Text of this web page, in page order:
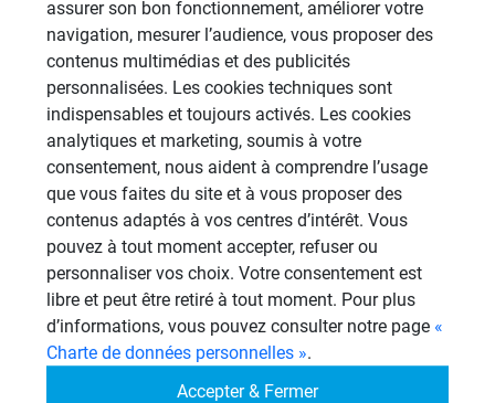
Cordialement,
Francis Dumas, Wedi France
DI
Didierj
25/10/2013 à 21h10
bonsoir Monsieur Dumas,
assurer son bon fonctionnement, améliorer votre
navigation, mesurer l’audience, vous proposer des
contenus multimédias et des publicités
personnalisées. Les cookies techniques sont
indispensables et toujours activés. Les cookies
analytiques et marketing, soumis à votre
consentement, nous aident à comprendre l’usage
que vous faites du site et à vous proposer des
contenus adaptés à vos centres d’intérêt. Vous
pouvez à tout moment accepter, refuser ou
personnaliser vos choix. Votre consentement est
libre et peut être retiré à tout moment. Pour plus
d’informations, vous pouvez consulter notre page «
Charte de données personnelles ».
Accepter & Fermer